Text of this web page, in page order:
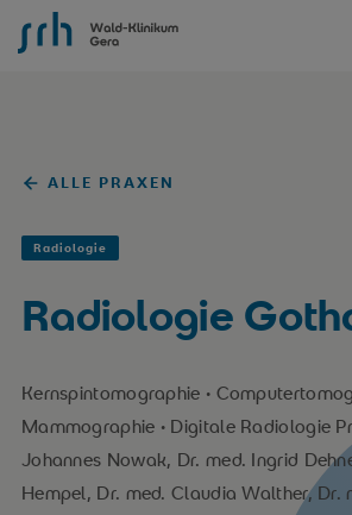
SRH Wald-Klinikum Gera
ALLE PRAXEN
Radiologie
Radiologie
Kernspintomographie •
Mammographie • Digitale Radiologie
Johannes Nowak, Dr. med. Ingrid
Hempel, Dr. med. Claudia Walther, Dr.